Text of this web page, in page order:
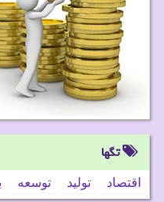
تگها
اقتصاد تولید توسعه